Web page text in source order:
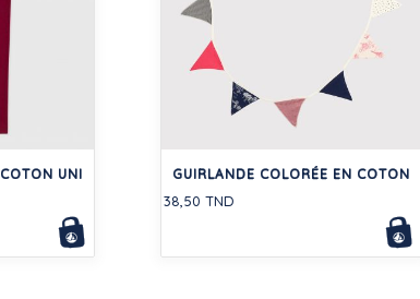
UNI GUIRLANDE COLORÉE EN COTON
38,50 TND